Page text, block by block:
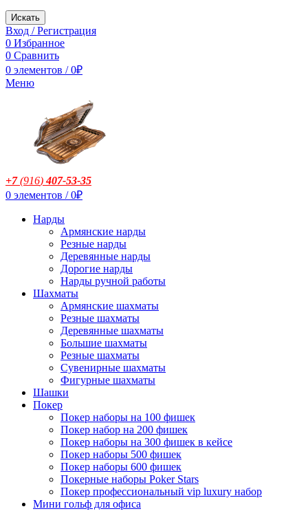
Искать
Вход / Регистрация
0 Избранное
0 Сравнить
0 элементов / 0₽
Меню
+7(916)407-53-35
0 элементов / 0₽
Нарды
Армянские нарды
Резные нарды
Деревянные нарды
Дорогие нарды
Нарды ручной работы
Шахматы
Армянские шахматы
Резные шахматы
Деревянные шахматы
Большие шахматы
Резные шахматы
Сувенирные шахматы
Фигурные шахматы
Шашки
Покер
Покер наборы на 100 фишек
Покер набор на 200 фишек
Покер наборы на 300 фишек в кейсе
Покер наборы 500 фишек
Покер наборы 600 фишек
Покерные наборы Poker Stars
Покер профессиональный vip luxury набор
Мини гольф для офиса